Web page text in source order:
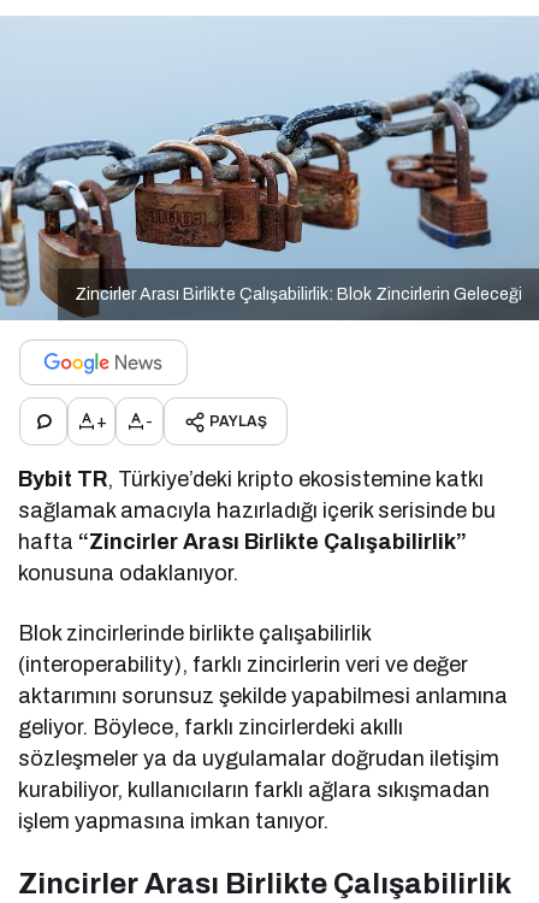
Zincirler Arası Birlikte Çalışabilirlik: Blok Zincirlerin Geleceği
+ - PAYLAŞ
Bybit TR, Türkiye’deki kripto ekosistemine katkı
sağlamak amacıyla hazırladığı içerik serisinde bu
hafta “Zincirler Arası Birlikte Çalışabilirlik”
konusuna odaklanıyor.
Blok zincirlerinde birlikte çalışabilirlik
(interoperability), farklı zincirlerin veri ve değer
aktarımını sorunsuz şekilde yapabilmesi anlamına
geliyor. Böylece, farklı zincirlerdeki akıllı
sözleşmeler ya da uygulamalar doğrudan iletişim
kurabiliyor, kullanıcıların farklı ağlara sıkışmadan
işlem yapmasına imkan tanıyor.
Zincirler Arası Birlikte Çalışabilirlik